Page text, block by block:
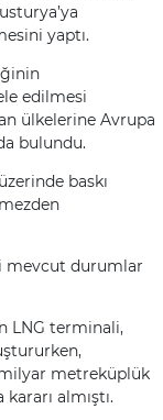
yaptı.
edilmesi
ülkelerine Avrupa
bulundu.
baskı
mevcut durumlar
LNG terminali,
metreküplük
almıştı.